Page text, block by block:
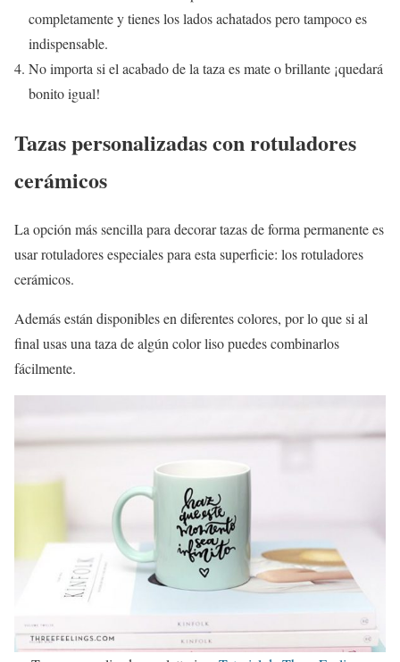
completamente y tienes los lados achatados pero tampoco es
indispensable.
No importa si el acabado de la taza es mate o brillante ¡quedará
bonito igual!
Tazas personalizadas con rotuladores
cerámicos
La opción más sencilla para decorar tazas de forma permanente es
usar rotuladores especiales para esta superficie: los rotuladores
cerámicos.
Además están disponibles en diferentes colores, por lo que si al
final usas una taza de algún color liso puedes combinarlos
fácilmente.